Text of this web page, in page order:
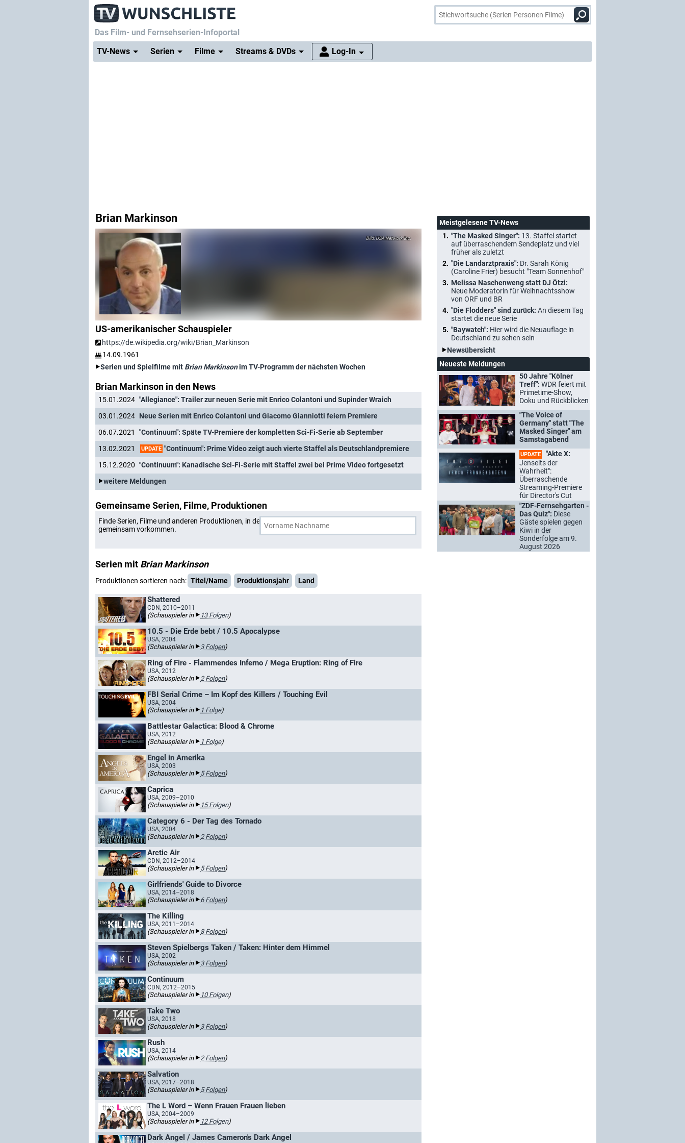
Das Film- und Fernsehserien-Infoportal
TV-News
Serien Filme Streams & DVDs Log-In
Brian Markinson
USA Network Inc.
US-amerikanischer Schauspieler
https://de.wikipedia.org/wiki/Brian_Markinson
14.09.1961
Serien und Spielfilme mit Brian Markinsonim TV-Programm der nächsten Wochen
Brian Markinson in den News
15.01.2024 "Allegiance": Trailer zur neuen Serie mit Enrico Colantoni und Supinder Wraich
03.01.2024 Neue Serien mit Enrico Colantoni und Giacomo Gianniotti feiern Premiere
06.07.2021
"Continuum": Späte TV-Premiere der kompletten Sci-Fi-Serie ab September
13.02.2021
UPDATE "Continuum": Prime Video zeigt auch vierte Staffel als Deutschlandpremiere
15.12.2020 "Continuum": Kanadische Sci-Fi-Serie mit Staffel zwei bei Prime Video fortgesetzt
weitere Meldungen
Gemeinsame Serien, Filme, Produktionen
Finde Serien, Filme und anderen Produktionen, in denen Brian Markinson
gemeinsam vorkommen.
Serien mit Brian Markinson
Produktionen sortieren nach: Titel/Name Produktionsjahr Land
Shattered
CDN, 2010–2011
(Schauspieler in 13 Folgen)
10.5 - Die Erde bebt / 10.5 Apocalypse
USA, 2004
(Schauspieler in 3 Folgen)
Ring of Fire - Flammendes Inferno / Mega Eruption: Ring of Fire
USA, 2012
(Schauspieler in 2 Folgen)
FBI Serial Crime – Im Kopf des Killers / Touching Evil
USA, 2004
(Schauspieler in 1 Folge)
Battlestar Galactica: Blood & Chrome
USA, 2012
(Schauspieler in 1 Folge)
Engel in Amerika
USA, 2003
(Schauspieler in 5 Folgen)
Caprica
USA, 2009–2010
(Schauspieler in 15 Folgen)
Category 6 - Der Tag des Tornado
USA, 2004
(Schauspieler in 2 Folgen)
Arctic Air
CDN, 2012–2014
(Schauspieler in 5 Folgen)
Girlfriends' Guide to Divorce
USA, 2014–2018
(Schauspieler in 6 Folgen)
The Killing
USA, 2011–2014
(Schauspieler in 8 Folgen)
Steven Spielbergs Taken / Taken: Hinter dem Himmel
USA, 2002
(Schauspieler in 3 Folgen)
Continuum
CDN, 2012–2015
(Schauspieler in 10 Folgen)
Take Two
USA, 2018
(Schauspieler in 3 Folgen)
Rush
USA, 2014
(Schauspieler in 2 Folgen)
Salvation
USA, 2017–2018
(Schauspieler in 5 Folgen)
The L Word – Wenn Frauen Frauen lieben
USA, 2004–2009
(Schauspieler in 12 Folgen)
Dark Angel / James Cameron's Dark Angel
Meistgelesene TV-News
"The Masked Singer": 13. Staffel startet
auf überraschendem Sendeplatz und viel
früher als zuletzt
"Die Landarztpraxis": Dr. Sarah König
(Caroline Frier) besucht "Team Sonnenhof"
Melissa Naschenweng statt DJ Ötzi:
Neue Moderatorin für Weihnachtsshow
von ORF und BR
"Die Flodders" sind zurück: An diesem Tag
startet die neue Serie
"Baywatch": Hier wird die Neuauflage in
Deutschland zu sehen sein
Newsübersicht
Neueste Meldungen
50 Jahre "Kölner
Treff": WDR feiert mit
Primetime-Show,
Doku und Rückblicken
"The Voice of
Germany" statt "The
Masked Singer" am
Samstagabend
UPDATE
"Akte X:
Jenseits der
Wahrheit":
Überraschende
Streaming-Premiere
für Director's Cut
"ZDF-Fernsehgarten -
Das Quiz": Diese
Gäste spielen gegen
Kiwi in der
Sonderfolge am 9.
August 2026